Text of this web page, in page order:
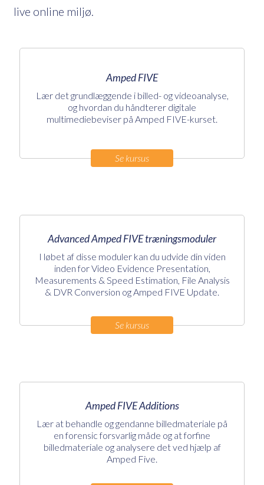
live online miljø.
Amped FIVE
Lær det grundlæggende i billed- og videoanalyse,
og hvordan du håndterer digitale
multimediebeviser på Amped FIVE-kurset.
Se kursus
Advanced Amped FIVE træningsmoduler
I løbet af disse moduler kan du udvide din viden
inden for Video Evidence Presentation,
Measurements & Speed Estimation, File Analysis
& DVR Conversion og Amped FIVE Update.
Se kursus
Amped FIVE Additions
Lær at behandle og gendanne billedmateriale på
en forensic forsvarlig måde og at forfine
billedmateriale og analysere det ved hjælp af
Amped Five.